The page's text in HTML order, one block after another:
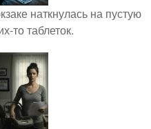
наткнулась на пустую
то таблеток.